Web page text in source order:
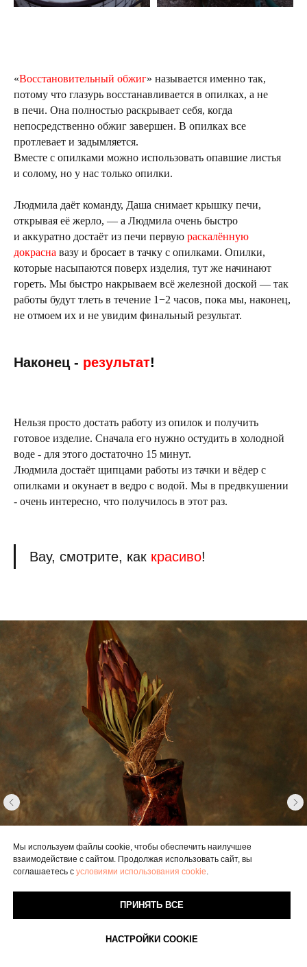
«Восстановительный обжиг» называется именно так,
потому что глазурь восстанавливается в опилках, а не
в печи. Она полностью раскрывает себя, когда
непосредственно обжиг завершен. В опилках все
протлевает и задымляется.
Вместе с опилками можно использовать опавшие листья
и солому, но у нас только опилки.
Людмила даёт команду, Даша снимает крышку печи,
открывая её жерло, — а Людмила очень быстро
и аккуратно достаёт из печи первую раскалённую
докрасна вазу и бросает в тачку с опилками. Опилки,
которые насыпаются поверх изделия, тут же начинают
гореть. Мы быстро накрываем всё железной доской — так
работы будут тлеть в течение 1−2 часов, пока мы, наконец,
не отмоем их и не увидим финальный результат.
Наконец - результат!
Нельзя просто достать работу из опилок и получить
готовое изделие. Сначала его нужно остудить в холодной
воде - для этого достаточно 15 минут.
Людмила достаёт щипцами работы из тачки и вёдер с
опилками и окунает в ведро с водой. Мы в предвкушении
- очень интересно, что получилось в этот раз.
Вау, смотрите, как красиво!
Мы используем файлы cookie, чтобы обеспечить наилучшее
взаимодействие с сайтом. Продолжая использовать сайт, вы
соглашаетесь с условиями использования cookie.
ПРИНЯТЬ ВСЕ
НАСТРОЙКИ COOKIE